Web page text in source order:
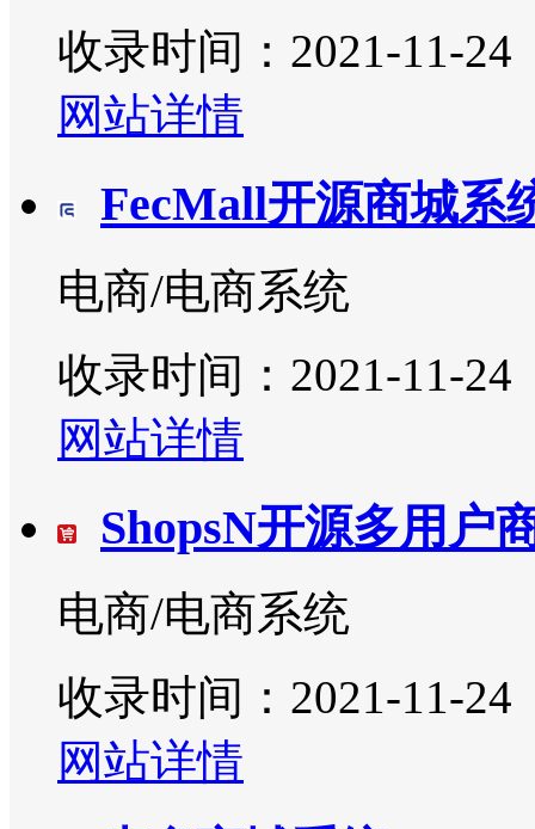
收录时间：2021-11-24
网站详情
FecMall开源商城系
电商/电商系统
收录时间：2021-11-24
网站详情
ShopsN开源多用户
电商/电商系统
收录时间：2021-11-24
网站详情